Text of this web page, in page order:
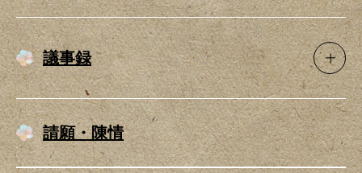
議事録
請願・陳情